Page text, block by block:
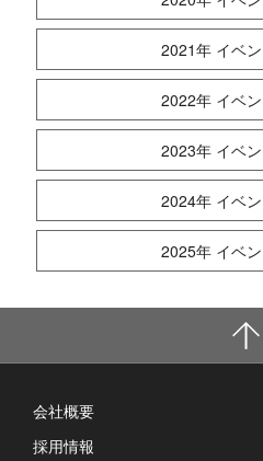
2021年 イベ
2022年 イベ
2023年 イベ
2024年 イベ
2025年 イベ
会社概要
採用情報